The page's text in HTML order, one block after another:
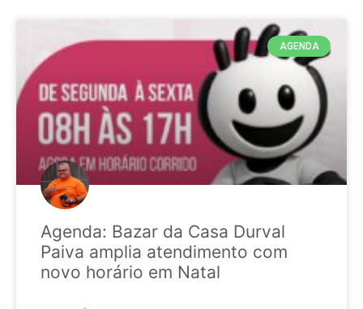
AGENDA
Agenda: Bazar da Casa Durval
Paiva amplia atendimento com
novo horário em Natal